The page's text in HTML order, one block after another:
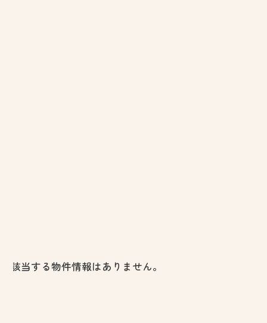
該当する物件情報はありません。